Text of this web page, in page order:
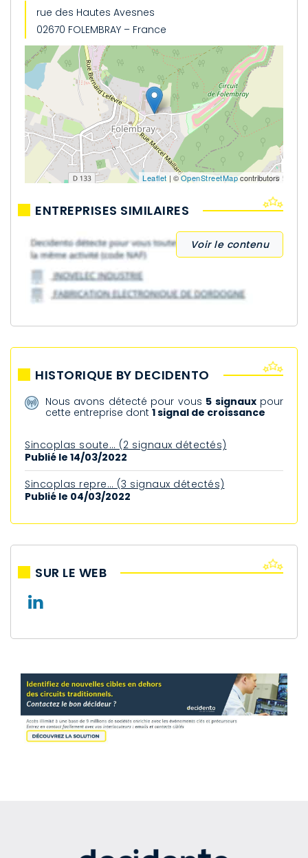
rue des Hautes Avesnes
02670 FOLEMBRAY – France
Leaflet | ©OpenStreetMapcontributors
ENTREPRISES SIMILAIRES
Voir le contenu
HISTORIQUE BY DECIDENTO
Nous avons détecté pour vous 5 signauxpour
cette entreprise dont1 signal de croissance
Sincoplas soute… (2 signaux détectés)
Publié le 14/03/2022
Sincoplas repre… (3 signaux détectés)
Publié le 04/03/2022
SUR LE WEB